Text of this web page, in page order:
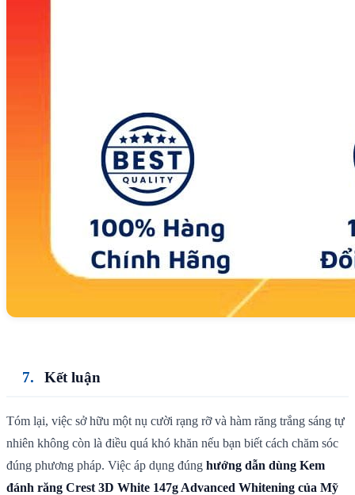
Kết luận
Tóm lại, việc sở hữu một nụ cười rạng rỡ và hàm răng trắng sáng tự
nhiên không còn là điều quá khó khăn nếu bạn biết cách chăm sóc
đúng phương pháp. Việc áp dụng đúng hướng dẫn dùng Kem
đánh răng Crest 3D White 147g Advanced Whitening của Mỹ